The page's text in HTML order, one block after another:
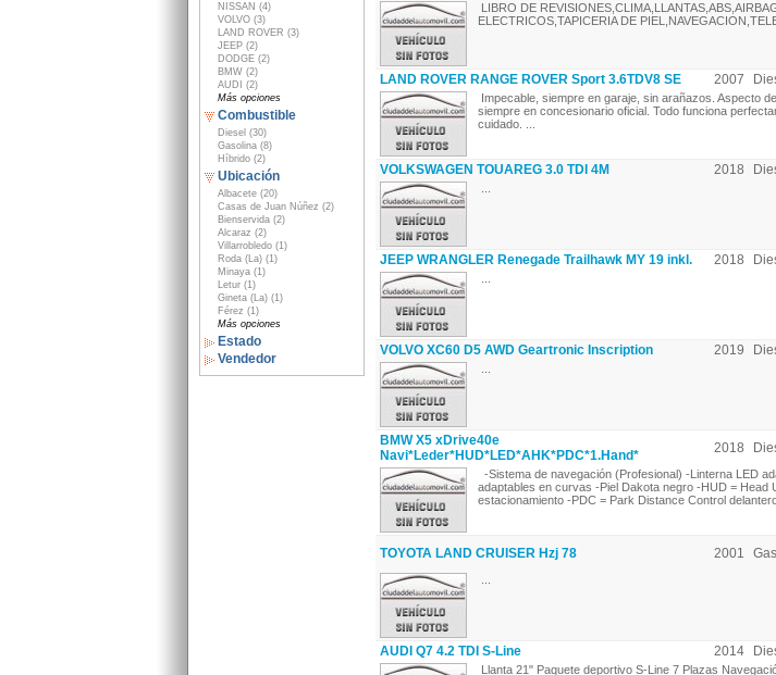
NISSAN (4)
VOLVO (3)
LAND ROVER (3)
JEEP (2)
DODGE (2)
BMW (2)
AUDI (2)
Más opciones
Combustible
Diesel (30)
Gasolina (8)
Híbrido (2)
Ubicación
Albacete (20)
Casas de Juan Núñez (2)
Bienservida (2)
Alcaraz (2)
Villarrobledo (1)
Roda (La) (1)
Minaya (1)
Letur (1)
Gineta (La) (1)
Férez (1)
Más opciones
Estado
Vendedor
LIBRO DE
ELECTRICOS,TAPICERIA DE
LAND ROVER RANGE ROVER Sport 3.6TDV8 SE 2007
Impecable, siempre en garaje, sin arañazos. Aspecto
siempre en concesionario oficial. Todo funciona
cuidado. ...
VOLKSWAGEN TOUAREG 3.0 TDI 4M 2018
JEEP WRANGLER Renegade Trailhawk MY 19 inkl. 2018
VOLVO XC60 D5 AWD Geartronic Inscription 2019
BMW X5 xDrive40e
Navi*Leder*HUD*LED*AHK*PDC*1.Hand*
2018
-Sistema de navegación (Profesional) -Linterna LED
adaptables en curvas -Piel Dakota negro -HUD =
estacionamiento -PDC = Park Distance Control
TOYOTA LAND CRUISER Hzj 78 2001
AUDI Q7 4.2 TDI S-Line 2014
Llanta 21" Paquete deportivo S-Line 7 Plazas